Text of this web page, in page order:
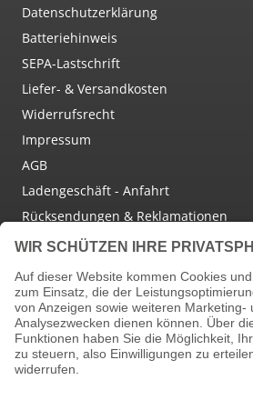
Datenschutzerklärung
Batteriehinweis
SEPA-Lastschrift
Liefer- & Versandkosten
Widerrufsrecht
Impressum
AGB
Ladengeschäft - Anfahrt
Rücksendungen & Reklamationen
Social Media
Facebook
Instagram